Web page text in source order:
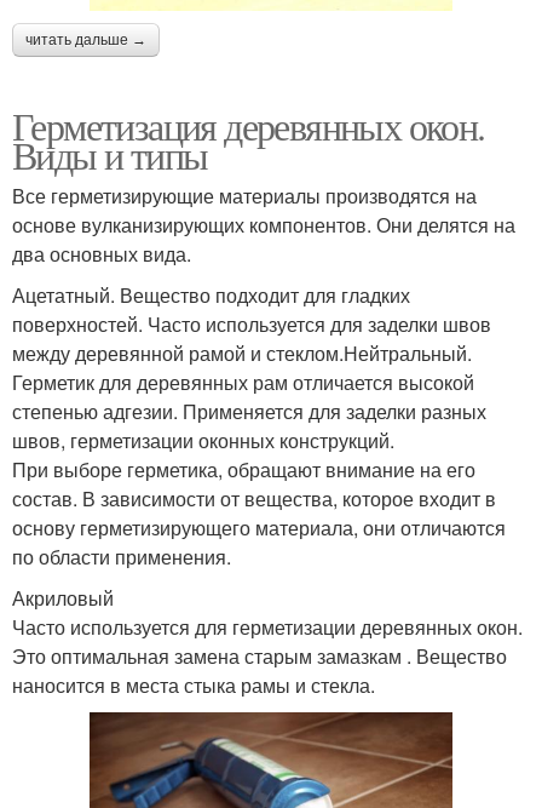
читать дальше →
Герметизация деревянных окон.
Виды и типы
Все герметизирующие материалы производятся на
основе вулканизирующих компонентов. Они делятся на
два основных вида.
Ацетатный. Вещество подходит для гладких
поверхностей. Часто используется для заделки швов
между деревянной рамой и стеклом.Нейтральный.
Герметик для деревянных рам отличается высокой
степенью адгезии. Применяется для заделки разных
швов, герметизации оконных конструкций.
При выборе герметика, обращают внимание на его
состав. В зависимости от вещества, которое входит в
основу герметизирующего материала, они отличаются
по области применения.
Акриловый
Часто используется для герметизации деревянных окон.
Это оптимальная замена старым замазкам . Вещество
наносится в места стыка рамы и стекла.